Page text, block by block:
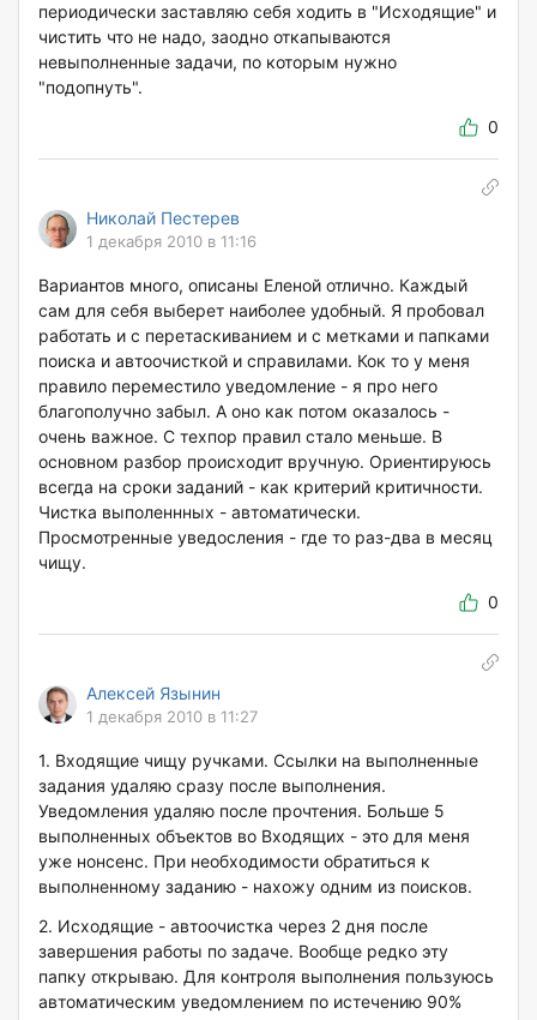
периодически заставляю себя ходить в "Исходящие" и
чистить что не надо, заодно откапываются
невыполненные задачи, по которым нужно
"подопнуть".
0
Николай Пестерев
1 декабря 2010 в 11:16
Вариантов много, описаны Еленой отлично. Каждый
сам для себя выберет наиболее удобный. Я пробовал
работать и с перетаскиванием и с метками и папками
поиска и автоочисткой и справилами. Кок то у меня
правило переместило уведомление - я про него
благополучно забыл. А оно как потом оказалось -
очень важное. С техпор правил стало меньше. В
основном разбор происходит вручную. Ориентируюсь
всегда на сроки заданий - как критерий критичности.
Чистка выполеннных - автоматически.
Просмотренные уведосления - где то раз-два в месяц
чищу.
0
Алексей Язынин
1 декабря 2010 в 11:27
1. Входящие чищу ручками. Ссылки на выполненные
задания удаляю сразу после выполнения.
Уведомления удаляю после прочтения. Больше 5
выполненных объектов во Входящих - это для меня
уже нонсенс. При необходимости обратиться к
выполненному заданию - нахожу одним из поисков.
2. Исходящие - автоочистка через 2 дня после
завершения работы по задаче. Вообще редко эту
папку открываю. Для контроля выполнения пользуюсь
автоматическим уведомлением по истечению 90%